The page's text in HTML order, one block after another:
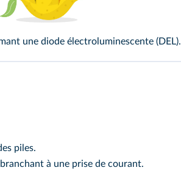
une diode électroluminescente (DEL).
piles.
à une prise de courant.